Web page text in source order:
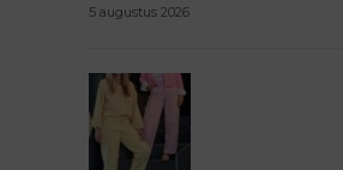
5 augustus 2026